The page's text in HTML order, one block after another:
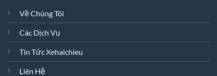
Về Chúng Tôi
Các Dịch Vụ
Tin Tức Xehaichieu
Liên Hệ